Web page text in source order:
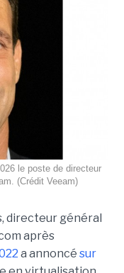
le poste de directeur
(Crédit Veeam)
directeur général
après
a annoncé sur